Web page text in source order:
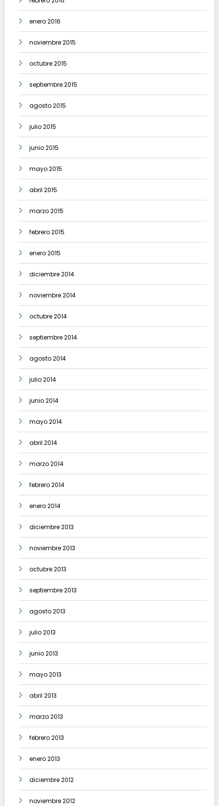
enero 2016
noviembre 2015
octubre 2015
septiembre 2015
agosto 2015
julio 2015
junio 2015
mayo 2015
abril 2015
marzo 2015
febrero 2015
enero 2015
diciembre 2014
noviembre 2014
octubre 2014
septiembre 2014
agosto 2014
julio 2014
junio 2014
mayo 2014
abril 2014
marzo 2014
febrero 2014
enero 2014
diciembre 2013
noviembre 2013
octubre 2013
septiembre 2013
agosto 2013
julio 2013
junio 2013
mayo 2013
abril 2013
marzo 2013
febrero 2013
enero 2013
diciembre 2012
noviembre 2012